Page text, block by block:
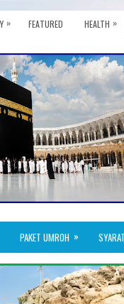
» FEATURED HEALTH »
PAKET UMROH » SYARAT